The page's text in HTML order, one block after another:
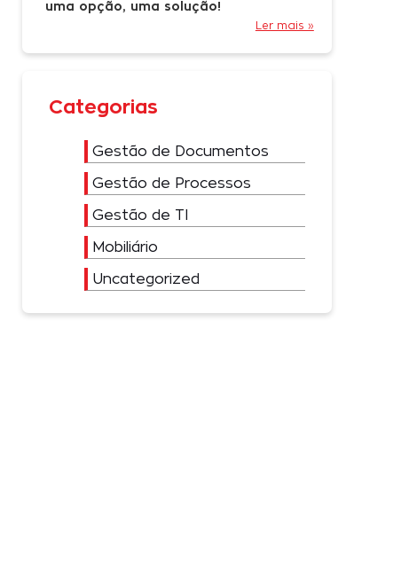
uma opção, uma solução!
Ler mais »
Categorias
Gestão de Documentos
Gestão de Processos
Gestão de TI
Mobiliário
Uncategorized